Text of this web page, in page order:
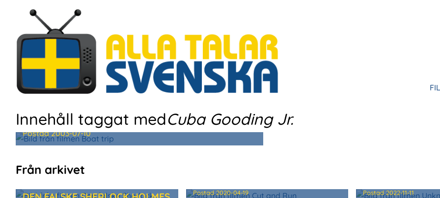
huvudinnehåll
Innehåll taggat medCuba Gooding Jr.
BOAT TRIP
Postad2003-07-10
Från arkivet
Postad2020-04-19 Postad2022-11-11